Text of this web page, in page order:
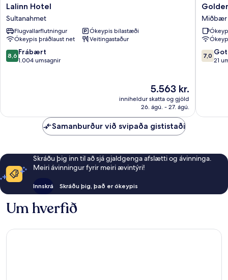
Lalinn
Hotel
Sultanahmet
Lalinn Hotel
Sultanahmet
Flugvallarflutningur
Ókeypis bílastæði
Ókeypis þráðlaust net
Veitingastaður
8.6
af
8,6 Frábært
1.004 umsagnir
Verðið
er
5.563 kr.
5.563 kr.
inniheldur skatta og gjöld
26. ágú. - 27. ágú.
Golden
Horn
Park
Hotel
Miðbær
Istanbúl
Miðbær
7.0
af
7,0
21
Samanburður við svipaða gististaði
Skráðu þig inn til að sjá gjaldgenga afslætti og ávinninga.
Meiri ávinningur fyrir meiri ævintýri!
Innskrá Skráðu þig, það er ókeypis
Um hverfið